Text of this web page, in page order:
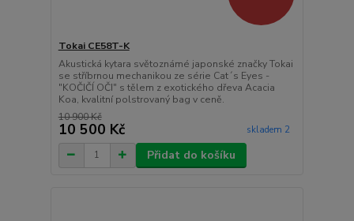
Tokai CE58T-K
Akustická kytara světoznámé japonské značky Tokai
se stříbrnou mechanikou ze série Cat´s Eyes -
"KOČIČÍ OČI" s tělem z exotického dřeva Acacia
Koa, kvalitní polstrovaný bag v ceně.
10 900 Kč
10 500 Kč skladem 2
Přidat do košíku